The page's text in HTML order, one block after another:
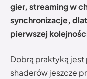
gier, streaming w
synchronizacje,
pierwszej
Dobrą praktyką jest
shaderów jeszcze